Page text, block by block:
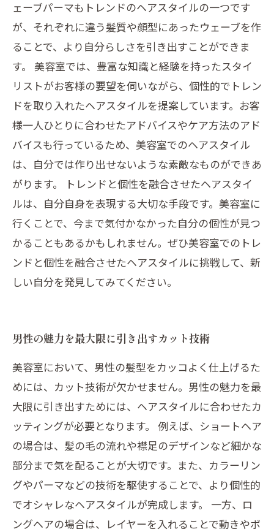
ェーブパーマもトレンドのヘアスタイルの一つです
が、それぞれに違う髪質や顔型にあったウェーブを作
ることで、より自分らしさを引き出すことができま
す。 美容室では、豊富な知識と経験を持ったスタイ
リストがお客様の要望を伺いながら、個性的でトレン
ドを取り入れたヘアスタイルを提案しています。お客
様一人ひとりに合わせたアドバイスやケア方法のアド
バイスも行っているため、美容室でのヘアスタイル
は、自分では作り出せないような素敵なものができあ
がります。 トレンドと個性を融合させたヘアスタイ
ルは、自分自身を表現する大切な手段です。美容室に
行くことで、今まで気付かなかった自分の個性が見つ
かることもあるかもしれません。ぜひ美容室でのトレ
ンドと個性を融合させたヘアスタイルに挑戦して、新
しい自分を発見してみてください。
男性の魅力を最大限に引き出すカット技術
美容室において、男性の髪型をカッコよく仕上げるた
めには、カット技術が欠かせません。男性の魅力を最
大限に引き出すためには、ヘアスタイルに合わせたカ
ッティングが必要となります。 例えば、ショートヘア
の場合は、髪の毛の流れや襟足のデザインなど細かな
部分まで気を配ることが大切です。また、カラーリン
グやパーマなどの技術を駆使することで、より個性的
でオシャレなヘアスタイルが完成します。 一方、ロ
ングヘアの場合は、レイヤーを入れることで動きやボ